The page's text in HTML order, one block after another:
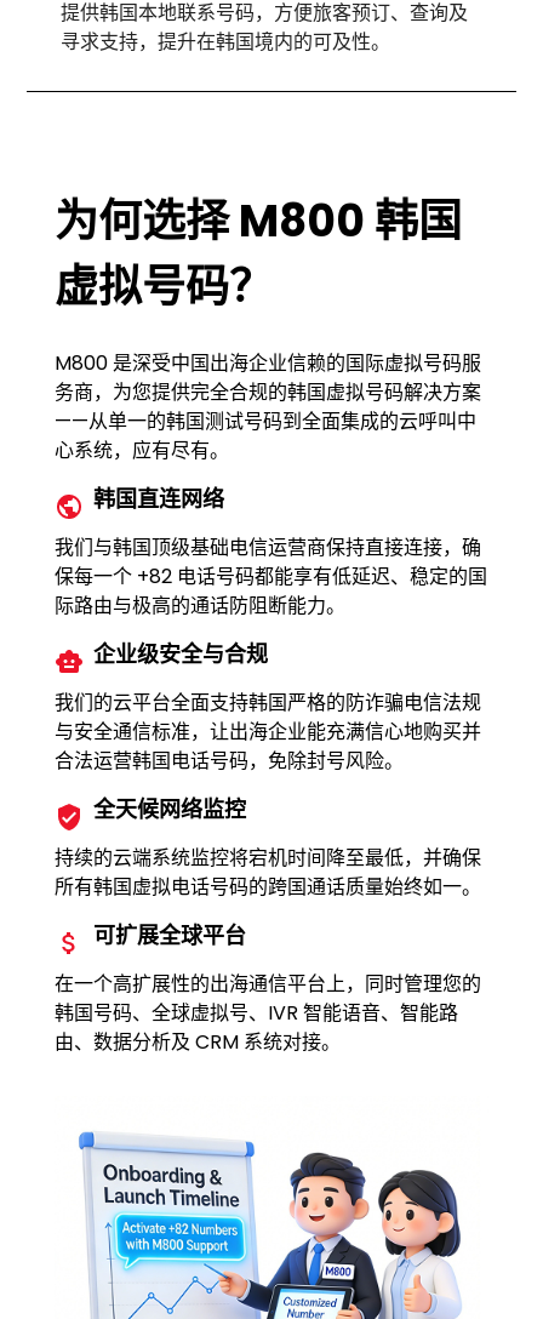
提供韩国本地联系号码，方便旅客预订、查询及
寻求支持，提升在韩国境内的可及性。
为何选择 M800 韩国
虚拟号码？
M800 是深受中国出海企业信赖的国际虚拟号码服
务商，为您提供完全合规的韩国虚拟号码解决方案
——从单一的韩国测试号码到全面集成的云呼叫中
心系统，应有尽有。
韩国直连网络
我们与韩国顶级基础电信运营商保持直接连接，确
保每一个 +82 电话号码都能享有低延迟、稳定的国
际路由与极高的通话防阻断能力。
企业级安全与合规
我们的云平台全面支持韩国严格的防诈骗电信法规
与安全通信标准，让出海企业能充满信心地购买并
合法运营韩国电话号码，免除封号风险。
全天候网络监控
持续的云端系统监控将宕机时间降至最低，并确保
所有韩国虚拟电话号码的跨国通话质量始终如一。
可扩展全球平台
在一个高扩展性的出海通信平台上，同时管理您的
韩国号码、全球虚拟号、IVR 智能语音、智能路
由、数据分析及 CRM 系统对接。